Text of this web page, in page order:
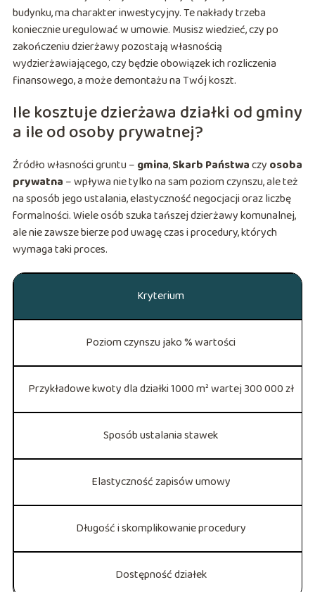
budynku, ma charakter inwestycyjny. Te nakłady trzeba
koniecznie uregulować w umowie. Musisz wiedzieć, czy po
zakończeniu dzierżawy pozostają własnością
wydzierżawiającego, czy będzie obowiązek ich rozliczenia
finansowego, a może demontażu na Twój koszt.
Ile kosztuje dzierżawa działki od gminy
a ile od osoby prywatnej?
Źródło własności gruntu – gmina,Skarb Państwaczy osoba
prywatna – wpływa nie tylko na sam poziom czynszu, ale też
na sposób jego ustalania, elastyczność negocjacji oraz liczbę
formalności. Wiele osób szuka tańszej dzierżawy komunalnej,
ale nie zawsze bierze pod uwagę czas i procedury, których
wymaga taki proces.
Kryterium
Poziom czynszu jako % wartości
Przykładowe kwoty dla działki 1000 m² wartej 300 000 zł
Sposób ustalania stawek
Elastyczność zapisów umowy
Długość i skomplikowanie procedury
Dostępność działek